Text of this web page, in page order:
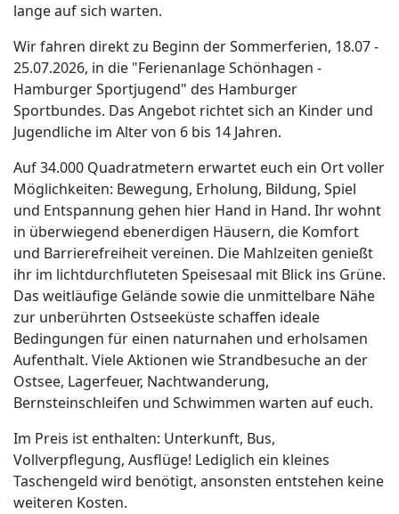
lange auf sich warten.
Wir fahren direkt zu Beginn der Sommerferien, 18.07 -
25.07.2026, in die "Ferienanlage Schönhagen -
Hamburger Sportjugend" des Hamburger
Sportbundes. Das Angebot richtet sich an Kinder und
Jugendliche im Alter von 6 bis 14 Jahren.
Auf 34.000 Quadratmetern erwartet euch ein Ort voller
Möglichkeiten: Bewegung, Erholung, Bildung, Spiel
und Entspannung gehen hier Hand in Hand. Ihr wohnt
in überwiegend ebenerdigen Häusern, die Komfort
und Barrierefreiheit vereinen. Die Mahlzeiten genießt
ihr im lichtdurchfluteten Speisesaal mit Blick ins Grüne.
Das weitläufige Gelände sowie die unmittelbare Nähe
zur unberührten Ostseeküste schaffen ideale
Bedingungen für einen naturnahen und erholsamen
Aufenthalt. Viele Aktionen wie Strandbesuche an der
Ostsee, Lagerfeuer, Nachtwanderung,
Bernsteinschleifen und Schwimmen warten auf euch.
Im Preis ist enthalten: Unterkunft, Bus,
Vollverpflegung, Ausflüge! Lediglich ein kleines
Taschengeld wird benötigt, ansonsten entstehen keine
weiteren Kosten.